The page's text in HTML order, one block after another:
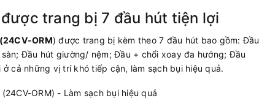
trang bị 7 đầu hút tiện lợi
ORM) được trang bị kèm theo 7 đầu hút bao gồm: Đầu
Đầu hút giường/ nệm; Đầu + chổi xoay đa hướng; Đầu
cả những vị trí khó tiếp cận, làm sạch bụi hiệu quả.